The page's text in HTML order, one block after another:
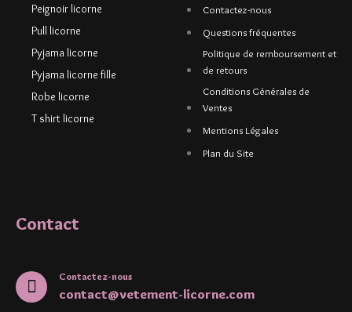
Peignoir licorne
Pull licorne
Pyjama licorne
Pyjama licorne fille
Robe licorne
T shirt licorne
Contactez-nous
Questions fréquentes
Politique de remboursement et
de retours
Conditions Générales de
Ventes
Mentions Légales
Plan du Site
Contact
Contactez-nous
contact@vetement-licorne.com